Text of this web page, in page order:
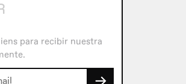
para recibir nuestra